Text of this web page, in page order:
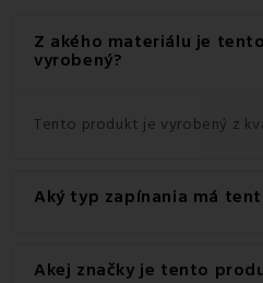
Z akého materiálu je
vyrobený?
Tento produkt je vyrobený z
Aký typ zapínania má
Tento produkt má praktické
Akej značky je tento